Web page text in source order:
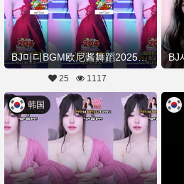
BJ미디BGM欧尼酱舞蹈20250619Hot Dance
25 1117
韩国